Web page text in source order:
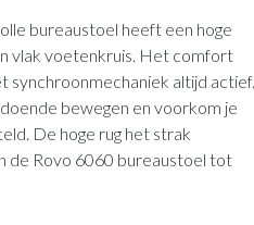
bureaustoel heeft een hoge
vlak voetenkruis. Het comfort
synchroonmechaniek altijd actief.
bewegen en voorkom je
De hoge rug het strak
de Rovo 6060 bureaustoel tot